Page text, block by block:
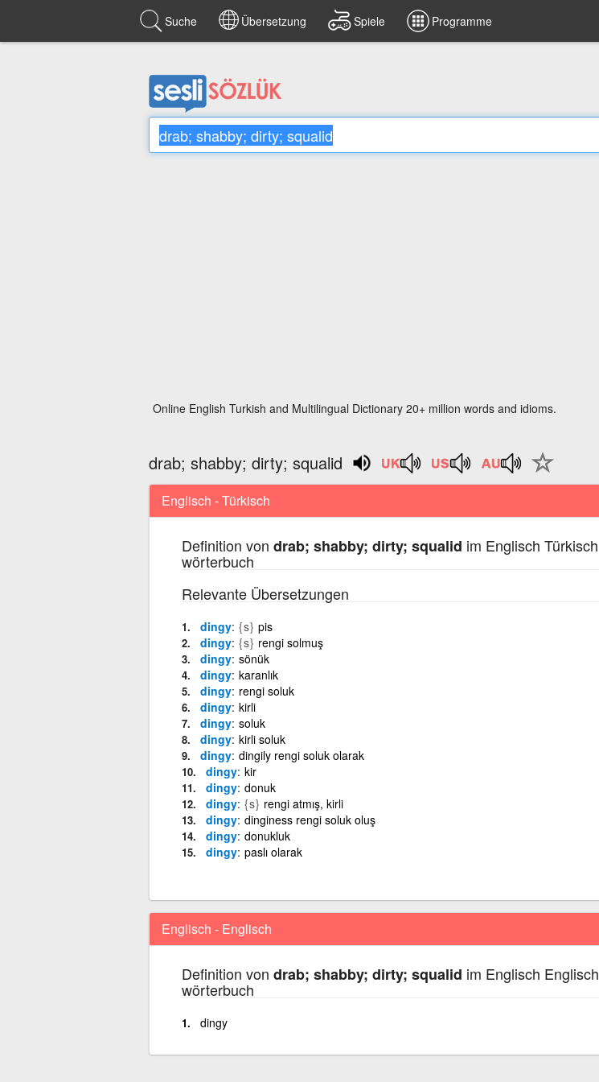
Suche Übersetzung Spiele Programme
Online English Turkish and Multilingual Dictionary 20+ million words and idioms.
drab; shabby; dirty; squalid
Englisch - Türkisch
Definition von drab; shabby; dirty; squalid im Englisch Türkisch
wörterbuch
Relevante Übersetzungen
dingy {s} pis
dingy {s} rengi solmuş
dingy sönük
dingy karanlık
dingy rengi soluk
dingy kirli
dingy soluk
dingy kirli soluk
dingy dingily rengi soluk olarak
dingy kir
dingy donuk
dingy {s} rengi atmış, kirli
dingy dinginess rengi soluk oluş
dingy donukluk
dingy paslı olarak
Englisch - Englisch
Definition von drab; shabby; dirty; squalid im Englisch Englisch
wörterbuch
dingy